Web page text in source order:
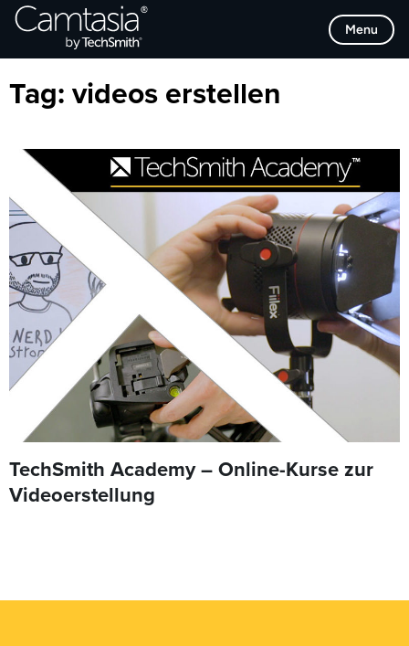
Direkt
zum
Menu
Browse Categories
Tag: videos erstellen
TechSmith Academy – Online-Kurse zur
Videoerstellung